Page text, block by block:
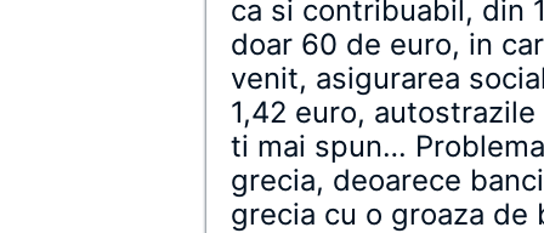
ca si contribuabil, din
doar 60 de euro, in
venit, asigurarea
1,42 euro,
ti mai spun…
grecia, deoarece
grecia cu o groaza de